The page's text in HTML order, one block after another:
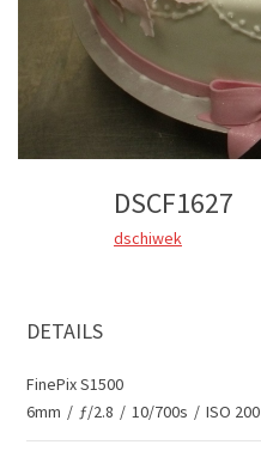
DSCF1627
dschiwek
DETAILS
FinePix S1500
6mm / ƒ/2.8 / 10/700s / ISO 200